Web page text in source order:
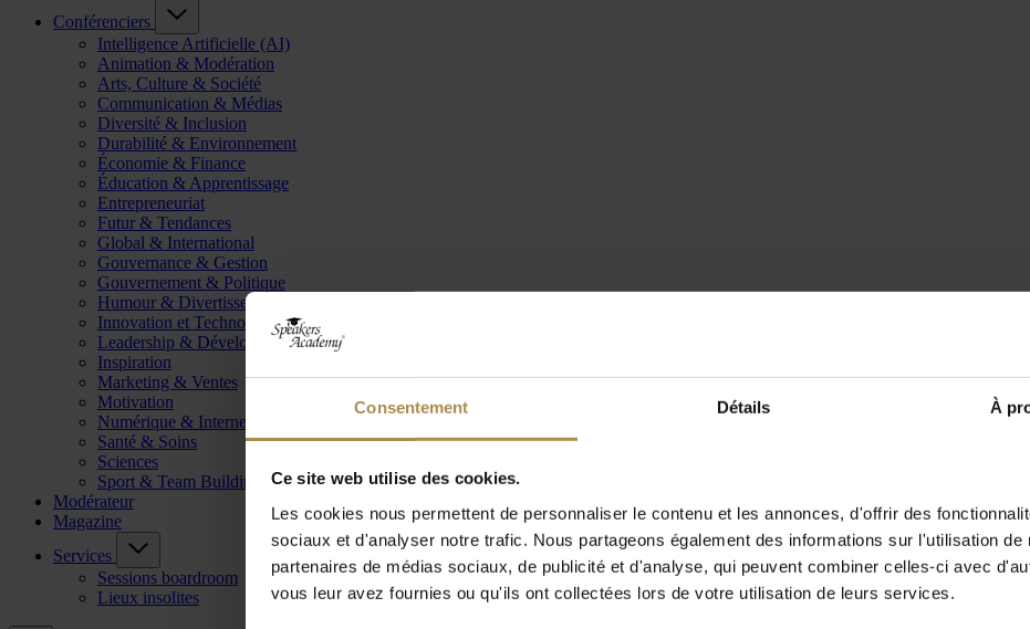
Consentement Détails À
Ce site web utilise des cookies.
Les cookies nous permettent de personnaliser le contenu et les annonces, d'offrir des
sociaux et d'analyser notre trafic. Nous partageons également des informations sur l'utilisation de
partenaires de médias sociaux, de publicité et d'analyse, qui peuvent combiner celles-ci avec
vous leur avez fournies ou qu'ils ont collectées lors de votre utilisation de leurs services.
Conférenciers
Intelligence Artificielle (AI)
Animation & Modération
Arts, Culture & Société
Communication & Médias
Diversité & Inclusion
Durabilité & Environnement
Économie & Finance
Éducation & Apprentissage
Entrepreneuriat
Futur & Tendances
Global & International
Gouvernance & Gestion
Gouvernement & Politique
Humour & Divertissement
Innovation et Technologie
Leadership & Développement
Inspiration
Marketing & Ventes
Motivation
Numérique & Internet
Santé & Soins
Sciences
Sport & Team Building
Modérateur
Magazine
Services
Sessions boardroom
Lieux insolites